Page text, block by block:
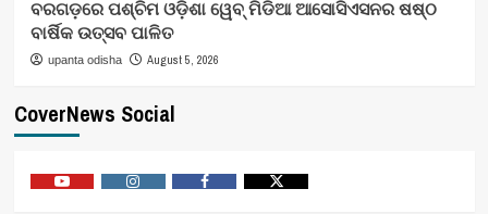
ବରଗଡ଼ରେ ପଶ୍ଚିମ ଓଡ଼ିଶା ୱେବ୍ ମିଡିଆ ଆସୋସିଏସନର ଷଷ୍ଠ
ବାର୍ଷିକ ଉତ୍ସବ ପାଳିତ
upanta odisha August 5, 2026
CoverNews Social